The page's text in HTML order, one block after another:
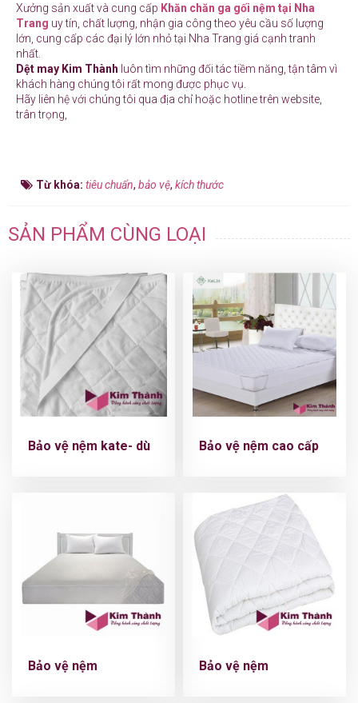
Xưởng sản xuất và cung cấp Khăn chăn ga gối nệm tại Nha
Trang uy tín, chất lượng, nhận gia công theo yêu cầu số lượng
lớn, cung cấp các đại lý lớn nhỏ tại Nha Trang giá cạnh tranh
nhất.
Dệt may Kim Thành luôn tìm những đối tác tiềm năng, tận tâm vì
khách hàng chúng tôi rất mong được phục vụ.
Hãy liên hệ với chúng tôi qua địa chỉ hoặc hotline trên website,
trân trọng,
Từ khóa: tiêu chuẩn, bảo vệ, kích thước
SẢN PHẨM CÙNG LOẠI
Bảo vệ nệm kate- dù Bảo vệ nệm cao cấp
Bảo vệ nệm Bảo vệ nệm